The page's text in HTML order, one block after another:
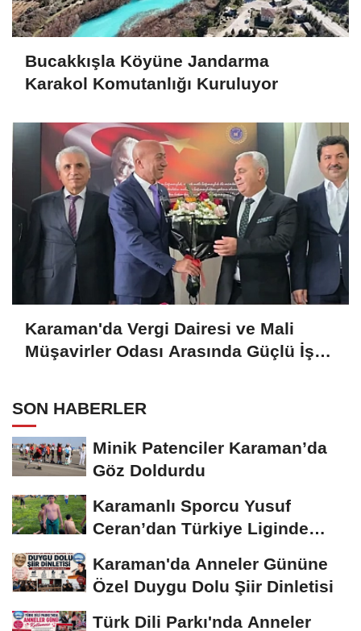
Bucakkışla Köyüne Jandarma
Karakol Komutanlığı Kuruluyor
Karaman'da Vergi Dairesi ve Mali
Müşavirler Odası Arasında Güçlü İş
SON HABERLER
Minik Patenciler Karaman’da
Göz Doldurdu
Karamanlı Sporcu Yusuf
Ceran’dan Türkiye Liginde
Karaman'da Anneler Gününe
Özel Duygu Dolu Şiir Dinletisi
Türk Dili Parkı'nda Anneler